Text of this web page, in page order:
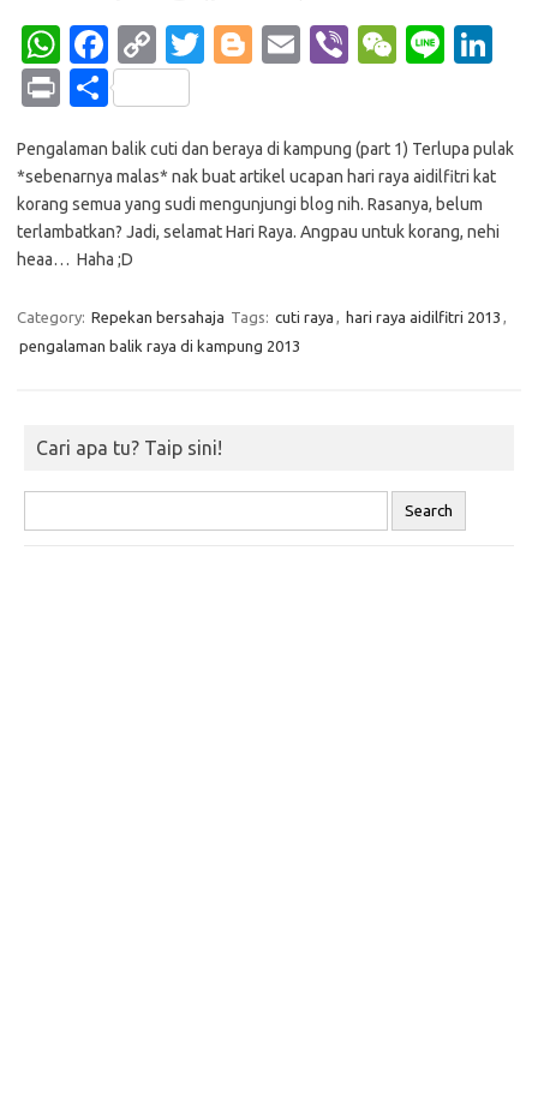
W
h
at
s
A
p
p
Fa
c
e
b
o
o
k
C
o
p
y
Li
n
T
te
r
Bl
g
er
E
Vi
W
h
at
Li
e
n
Pr
t
S
ar
e
Pengalaman balik cuti dan beraya di kampung (part 1) Terlupa pulak
*sebenarnya malas* nak buat artikel ucapan hari raya aidilfitri kat
korang semua yang sudi mengunjungi blog nih. Rasanya, belum
terlambatkan? Jadi, selamat Hari Raya. Angpau untuk korang, nehi
heaa… Haha ;D
Category: Repekan bersahaja Tags: cuti raya , hari raya aidilfitri 2013 ,
pengalaman balik raya di kampung 2013
Cari apa tu? Taip sini!